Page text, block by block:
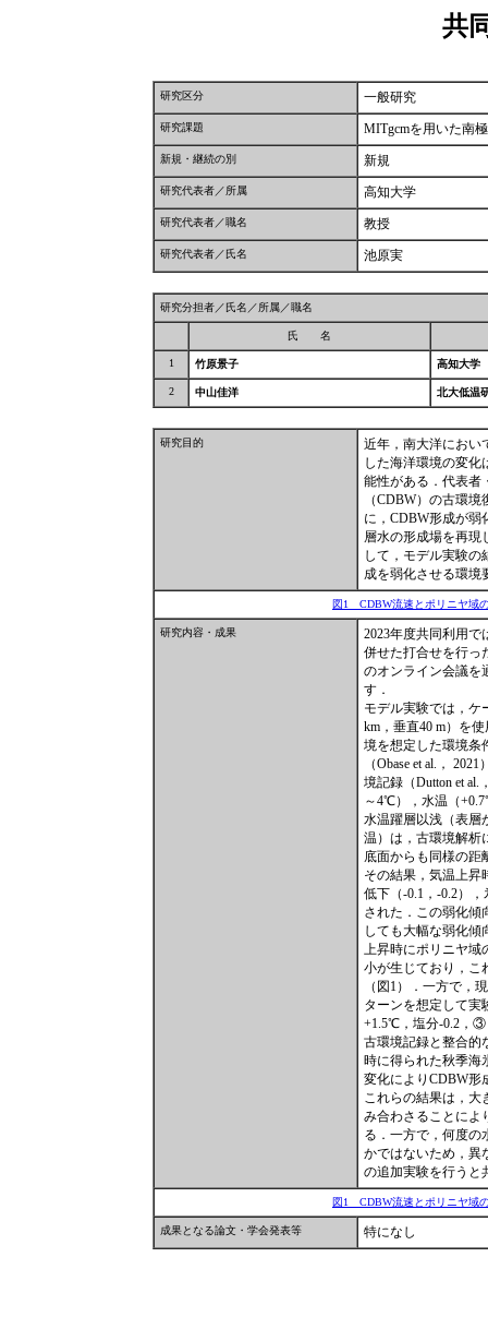
共
研究区分 一般研究
研究課題 MITgcmを用いた南
新規・継続の別 新規
研究代表者／所属 高知大学
研究代表者／職名 教授
研究代表者／氏名 池原実
研究分担者／氏名／所属／職名
氏 名
1 竹原景子 高知大学
2 中山佳洋 北大低温
研究目的
近年，南大洋におい
した海洋環境の変
能性がある．代表者
（CDBW）の古環
に，CDBW形成が弱
層水の形成場を再現
して，モデル実験の
成を弱化させる環境
図1 CDBW流速とポリニヤ域
研究内容・成果
2023年度共同利用で
併せた打合せを行っ
のオンライン会議を
す．
モデル実験では，ケ
km，垂直40 m）を
境を想定した環境条
（Obase et al.，
境記録（Dutton et
～4℃），水温（
水温躍層以浅（表層
温）は，古環境解析
底面からも同様の距
その結果，気温上
低下（-0.1，-0.2）
された．この弱化傾
しても大幅な弱化傾
上昇時にポリニヤ域
小が生じており，こ
（図1）．一方で，
ターンを想定して
+1.5℃，塩分-0.2，
古環境記録と整合的
時に得られた秋季海
変化によりCDBW形
これらの結果は，大
み合わさることによ
る．一方で，何度の
かではないため，異
の追加実験を行うと
図1 CDBW流速とポリニヤ域
成果となる論文・学会発表等 特になし